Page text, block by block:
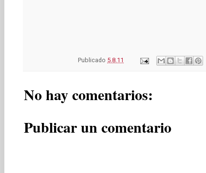
Publicado 5.8.11
No hay comentarios:
Publicar un comentario